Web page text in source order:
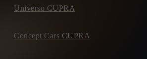
Universo CUPRA
Concept Cars CUPRA